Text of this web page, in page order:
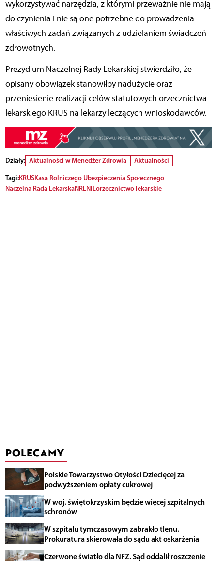
wykorzystywać narzędzia, z którymi przeważnie nie mają
do czynienia i nie są one potrzebne do prowadzenia
właściwych zadań związanych z udzielaniem świadczeń
zdrowotnych.
Prezydium Naczelnej Rady Lekarskiej stwierdziło, że
opisany obowiązek stanowiłby nadużycie oraz
przeniesienie realizacji celów statutowych orzecznictwa
lekarskiego KRUS na lekarzy leczących wnioskodawców.
Działy: Aktualności w Menedżer Zdrowia
Aktualności
Tagi:KRUSKasa Rolniczego Ubezpieczenia Społecznego
Naczelna Rada LekarskaNRLNILorzecznictwo lekarskie
POLECAMY
Polskie Towarzystwo Otyłości Dziecięcej za
podwyższeniem opłaty cukrowej
W woj. świętokrzyskim będzie więcej szpitalnych
schronów
W szpitalu tymczasowym zabrakło tlenu.
Prokuratura skierowała do sądu akt oskarżenia
Czerwone światło dla NFZ. Sąd oddalił roszczenie